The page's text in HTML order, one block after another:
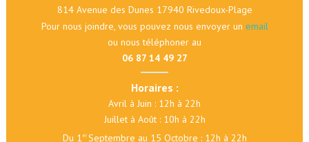
814 Avenue des Dunes 17940 Rivedoux-Plage
Pour nous joindre, vous pouvez nous envoyer un email
ou nous téléphoner au
06 87 14 49 27
Horaires :
Avril à Juin : 12h à 22h
Juillet à Août : 10h à 22h
Du 1 er Septembre au 15 Octobre : 12h à 22h